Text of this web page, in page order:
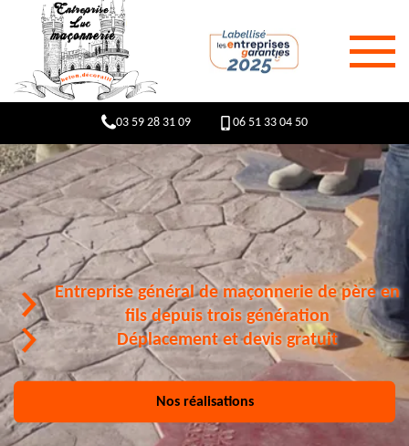
03 59 28 31 09 06 51 33 04 50
Entreprise général de maçonnerie de père en
fils depuis trois génération
Déplacement et devis gratuit
Nos réalisations